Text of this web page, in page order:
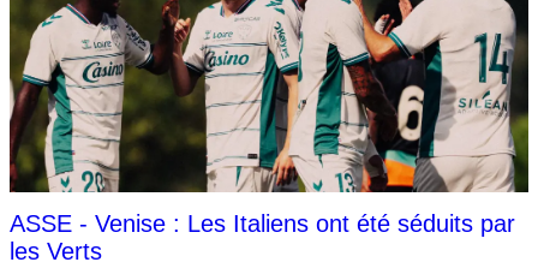
ASSE - Venise : Les Italiens ont été séduits par
les Verts